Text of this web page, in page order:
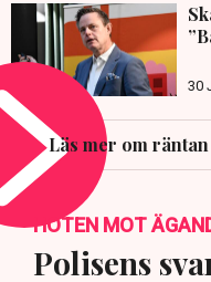
30
Läs mer om
HOTEN MOT
Polisens